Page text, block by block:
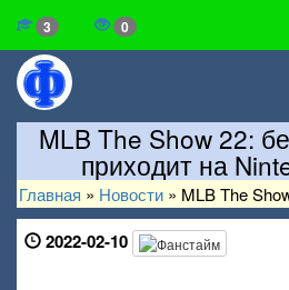
3 0
MLB The Show 22:
приходит на
Главная » Новости » MLB The
2022-02-10